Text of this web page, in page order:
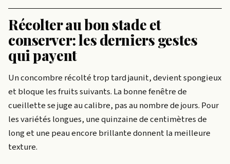
Récolter au bon stade et
conserver: les derniers gestes
qui payent
Un concombre récolté trop tard jaunit, devient spongieux
et bloque les fruits suivants. La bonne fenêtre de
cueillette se juge au calibre, pas au nombre de jours. Pour
les variétés longues, une quinzaine de centimètres de
long et une peau encore brillante donnent la meilleure
texture.